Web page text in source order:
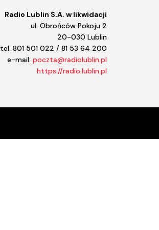
Radio Lublin S.A. w likwidacji
ul. Obrońców Pokoju 2
20-030 Lublin
tel. 801 501 022 / 81 53 64 200
e-mail: poczta@radiolublin.pl
https://radio.lublin.pl